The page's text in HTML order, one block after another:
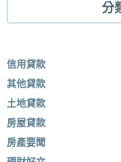
分
信用貸款
其他貸款
土地貸款
房屋貸款
房產要聞